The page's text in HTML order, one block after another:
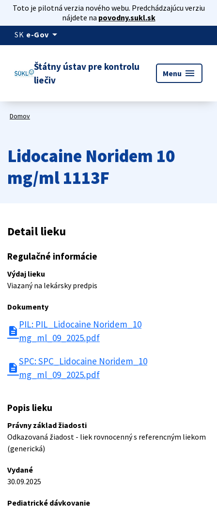
Toto je pilotná verzia nového webu. Predchádzajúcu verziu
nájdete na povodny.sukl.sk
SK e-Gov arrow_drop_down
Štátny ústav pre kontrolu
liečiv
Menu menu
Domov
Lidocaine Noridem 10
mg/ml 1113F
Detail lieku
Regulačné informácie
Výdaj lieku
Viazaný na lekársky predpis
Dokumenty
description
PIL: PIL_Lidocaine Noridem_10
mg_ml_09_2025.pdf
description
SPC: SPC_Lidocaine Noridem_10
mg_ml_09_2025.pdf
Popis lieku
Právny základ žiadosti
Odkazovaná žiadost - liek rovnocenný s referencným liekom
(generická)
Vydané
30.09.2025
Pediatrické dávkovanie